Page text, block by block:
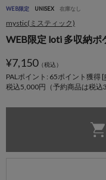
WEB限定 UNISEX 在庫なし
mystic(ミスティック)
WEB限定 loti 多収納ポ
¥7,150（税込）
PALポイント: 65ポイント獲得 [
税込5,000円（予約商品は税